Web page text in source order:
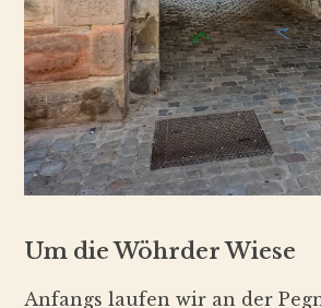
Um die Wöhrder Wiese
Anfangs laufen wir an der